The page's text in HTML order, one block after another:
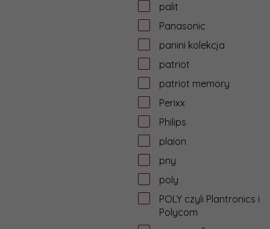
palit
Panasonic
panini kolekcja
patriot
patriot memory
Perixx
Philips
plaion
pny
poly
POLY czyli Plantronics i
Polycom